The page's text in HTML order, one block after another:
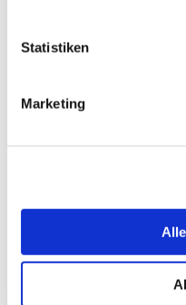
Statistiken
Marketing
100.000 Euro von
Pampers für
Wenn ein Kind zu früh
„Stiftung RTL – Wir